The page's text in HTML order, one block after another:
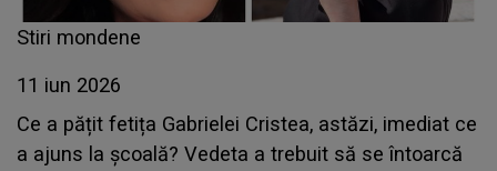
Stiri mondene
11 iun 2026
Ce a pățit fetița Gabrielei Cristea, astăzi, imediat ce
a ajuns la școală? Vedeta a trebuit să se întoarcă